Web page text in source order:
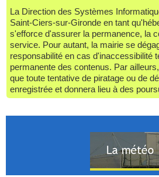
La Direction des Systèmes Informatiques (DSI) de la mairie de
Saint-Ciers-sur-Gironde en tant
s'efforce d'assurer la permanence, la
service. Pour autant, la mairie se
responsabilité en cas d'inaccessibilité
permanente des contenus. Par
que toute tentative de piratage ou de
enregistrée et donnera lieu à des